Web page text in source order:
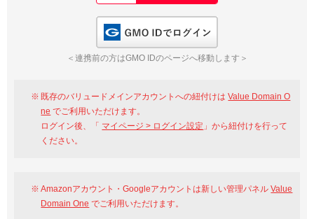
GMO ID Amazon
※AmazonはValue Domain Oneのログイン画面へ遷移します
Google Yahoo!
GMO ID
＜連携前の方はGMO IDのページへ移動します＞
既存のバリュードメインアカウントへの紐付けはValue Domain O
ne でご利用いただけます。
ログイン後、「 マイページ > ログイン設定 」から紐付けを行って
ください。
Amazonアカウント・Googleアカウントは新しい管理パネルValue
Domain One でご利用いただけます。